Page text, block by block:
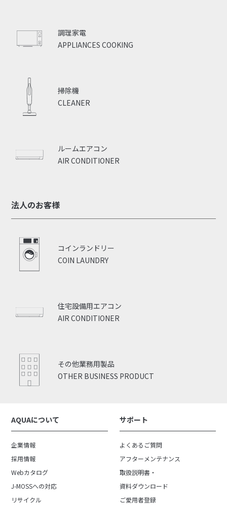
APPLIANCES COOKING
調理家電
CLEANER
掃除機
AIR CONDITIONER
ルームエアコン
法人のお客様
COIN LAUNDRY
コインランドリー
AIR CONDITIONER
住宅設備用エアコン
OTHER BUSINESS PRODUCT
その他業務用製品
AQUAについて
企業情報
採用情報
Webカタログ
J-MOSSへの対応
リサイクル
サポート
よくあるご質問
アフターメンテナンス
取扱説明書・
資料ダウンロード
ご愛用者登録